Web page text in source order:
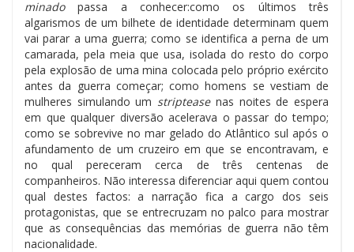
minadopassa a conhecer:como os últimos três
algarismos de um bilhete de identidade determinam quem
vai parar a uma guerra; como se identifica a perna de um
camarada, pela meia que usa, isolada do resto do corpo
pela explosão de uma mina colocada pelo próprio exército
antes da guerra começar; como homens se vestiam de
mulheres simulando um stripteasenas noites de espera
em que qualquer diversão acelerava o passar do tempo;
como se sobrevive no mar gelado do Atlântico sul após o
afundamento de um cruzeiro em que se encontravam, e
no qual pereceram cerca de três centenas de
companheiros. Não interessa diferenciar aqui quem contou
qual destes factos: a narração fica a cargo dos seis
protagonistas, que se entrecruzam no palco para mostrar
que as consequências das memórias de guerra não têm
nacionalidade.